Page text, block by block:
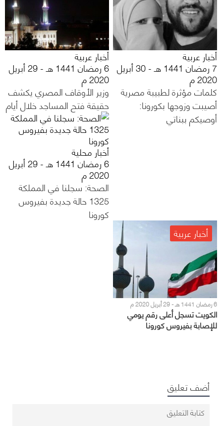
أخبار عربية
7 رمضان 1441 هـ - 30 أبريل
2020 م
كلمات مؤثرة لطبيبة مصرية
أصيبت وزوجها بكورونا:
أوصيكم ببناتي
أخبار عربية
6 رمضان 1441 هـ - 29 أبريل
2020 م
وزير الأوقاف المصري يكشف
حقيقة فتح المساجد خلال أيام
أخبار محلية
6 رمضان 1441 هـ - 29 أبريل
2020 م
الصحة: سجلنا في المملكة
1325 حالة جديدة بفيروس
كورونا
أخبار عربية
6 رمضان 1441 هـ - 29 أبريل 2020 م
الكويت تسجل أعلى رقم يومي
للإصابة بفيروس كورونا
أضف تعليق